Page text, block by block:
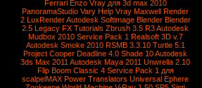
Ferrari Enzo Vray для 3d max 2010
PanoramaStudio Vary Help Vray Maxwell Render
2 LuxRender Autodesk Softimage Blender Blender
2.5 Legacy FX Tutorials Zbrush 3.5 R3Autodesk
Mudbox 2010 Service Pack 1 Realsoft 3D v.7
Autodesk Smoke 2010 RSMB 3.3.10 Turtle 5.1
Project Cooper Deadline 4.0 Shade 10Autodesk
3ds Max 2011 Autodesk Maya 2011 Unwrella 2.10
Flip Boom Classic 4 Service Pack 1 для
scalpelMAX Power Translators Universal Ephere